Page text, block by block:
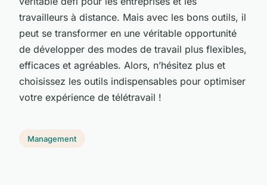
travailleurs à distance. Mais avec les bons outils, il
peut se transformer en une véritable opportunité
de développer des modes de travail plus flexibles,
efficaces et agréables. Alors, n’hésitez plus et
choisissez les outils indispensables pour optimiser
votre expérience de télétravail !
Management